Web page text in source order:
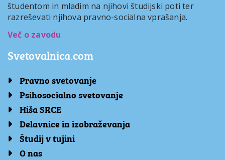
študentom in mladim na njihovi študijski poti ter
razreševati njihova pravno-socialna vprašanja.
Več o zavodu
Svetovalnica.com
Pravno svetovanje
Psihosocialno svetovanje
Hiša SRCE
Delavnice in izobraževanja
Študij v tujini
O nas